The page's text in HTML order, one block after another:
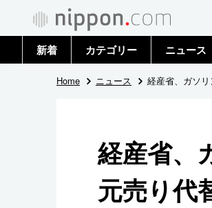
新着 カテゴリー
政治・外交
国際
社会
ニュース
トップ
Home ニュース 経産省、ガソ
経産省、
元売り代